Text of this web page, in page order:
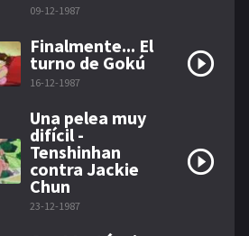
09-12-1987
Finalmente... El
turno de Gokú
16-12-1987
Una pelea muy
difícil -
Tenshinhan
contra Jackie
Chun
23-12-1987